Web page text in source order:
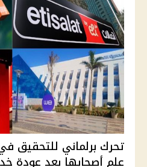
تحرك برلماني
علم أصحابها بعد عودة